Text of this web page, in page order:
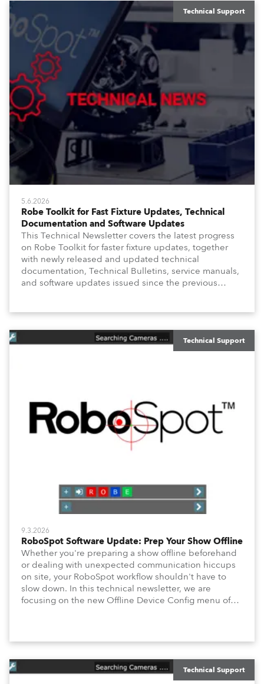
Technical Support
5.6.2026
Robe Toolkit for Fast Fixture Updates, Technical
Documentation and Software Updates
This Technical Newsletter covers the latest progress
on Robe Toolkit for faster fixture updates, together
with newly released and updated technical
documentation, Technical Bulletins, service manuals,
and software updates issued since the previous
Technical Support
9.3.2026
RoboSpot Software Update: Prep Your Show Offline
Whether you're preparing a show offline beforehand
or dealing with unexpected communication hiccups
on site, your RoboSpot workflow shouldn't have to
slow down. In this technical newsletter, we are
focusing on the new Offline Device Config menu of
overview of how to maximize these configuration tools
to keep your operation intuitive, flexible, and
consistent.
Technical Support